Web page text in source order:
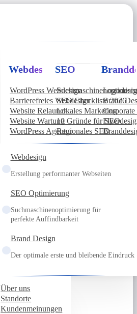
Webdesign
WordPress Webdesign
Barrierefreies Webdesign
Website Relaunch
Website Wartung
WordPress Agentur
SEO
SEO Checkliste 2026
Lokales Marketing
10 Gründe für SEO
Regionales SEO
Brand
Webdesign
Erstellung performanter Webseiten
SEO Optimierung
Suchmaschinenoptimierung für
perfekte Auffindbarkeit
Brand Design
Der optimale erste und bleibende Eindruck
Über uns
Standorte
Kundenmeinungen